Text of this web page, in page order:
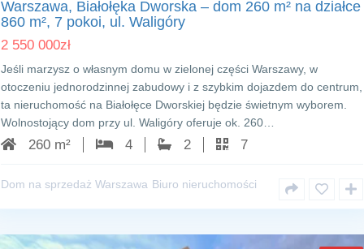
Warszawa, Białołęka Dworska – dom 260 m² na działce
860 m², 7 pokoi, ul. Waligóry
2 550 000zł
Jeśli marzysz o własnym domu w zielonej części Warszawy, w
otoczeniu jednorodzinnej zabudowy i z szybkim dojazdem do centrum,
ta nieruchomość na Białołęce Dworskiej będzie świetnym wyborem.
Wolnostojący dom przy ul. Waligóry oferuje ok. 260…
260 m² 4 2 7
Dom na sprzedaż Warszawa Biuro nieruchomości